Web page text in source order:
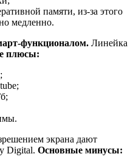
памяти, из-за этого
медленно.
функционалом. Линейка
плюсы:
экрана дают
Digital. Основные минусы: